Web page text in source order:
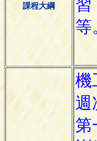
課程大綱